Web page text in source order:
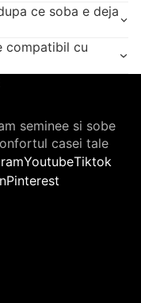
ce soba e deja
compatibil cu
seminee si sobe
casei tale
YoutubeTiktok
Pinterest